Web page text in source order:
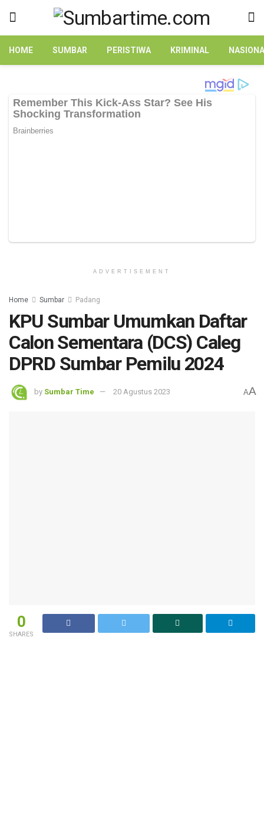
HOME SUMBAR PERISTIWA KRIMINAL
ADVERTISEMENT
Home Sumbar Padang
KPU Sumbar Umumkan Daftar
Calon Sementara (DCS) Caleg
DPRD Sumbar Pemilu 2024
by Sumbar Time 20 Agustus 2023 AA
0
SHARES